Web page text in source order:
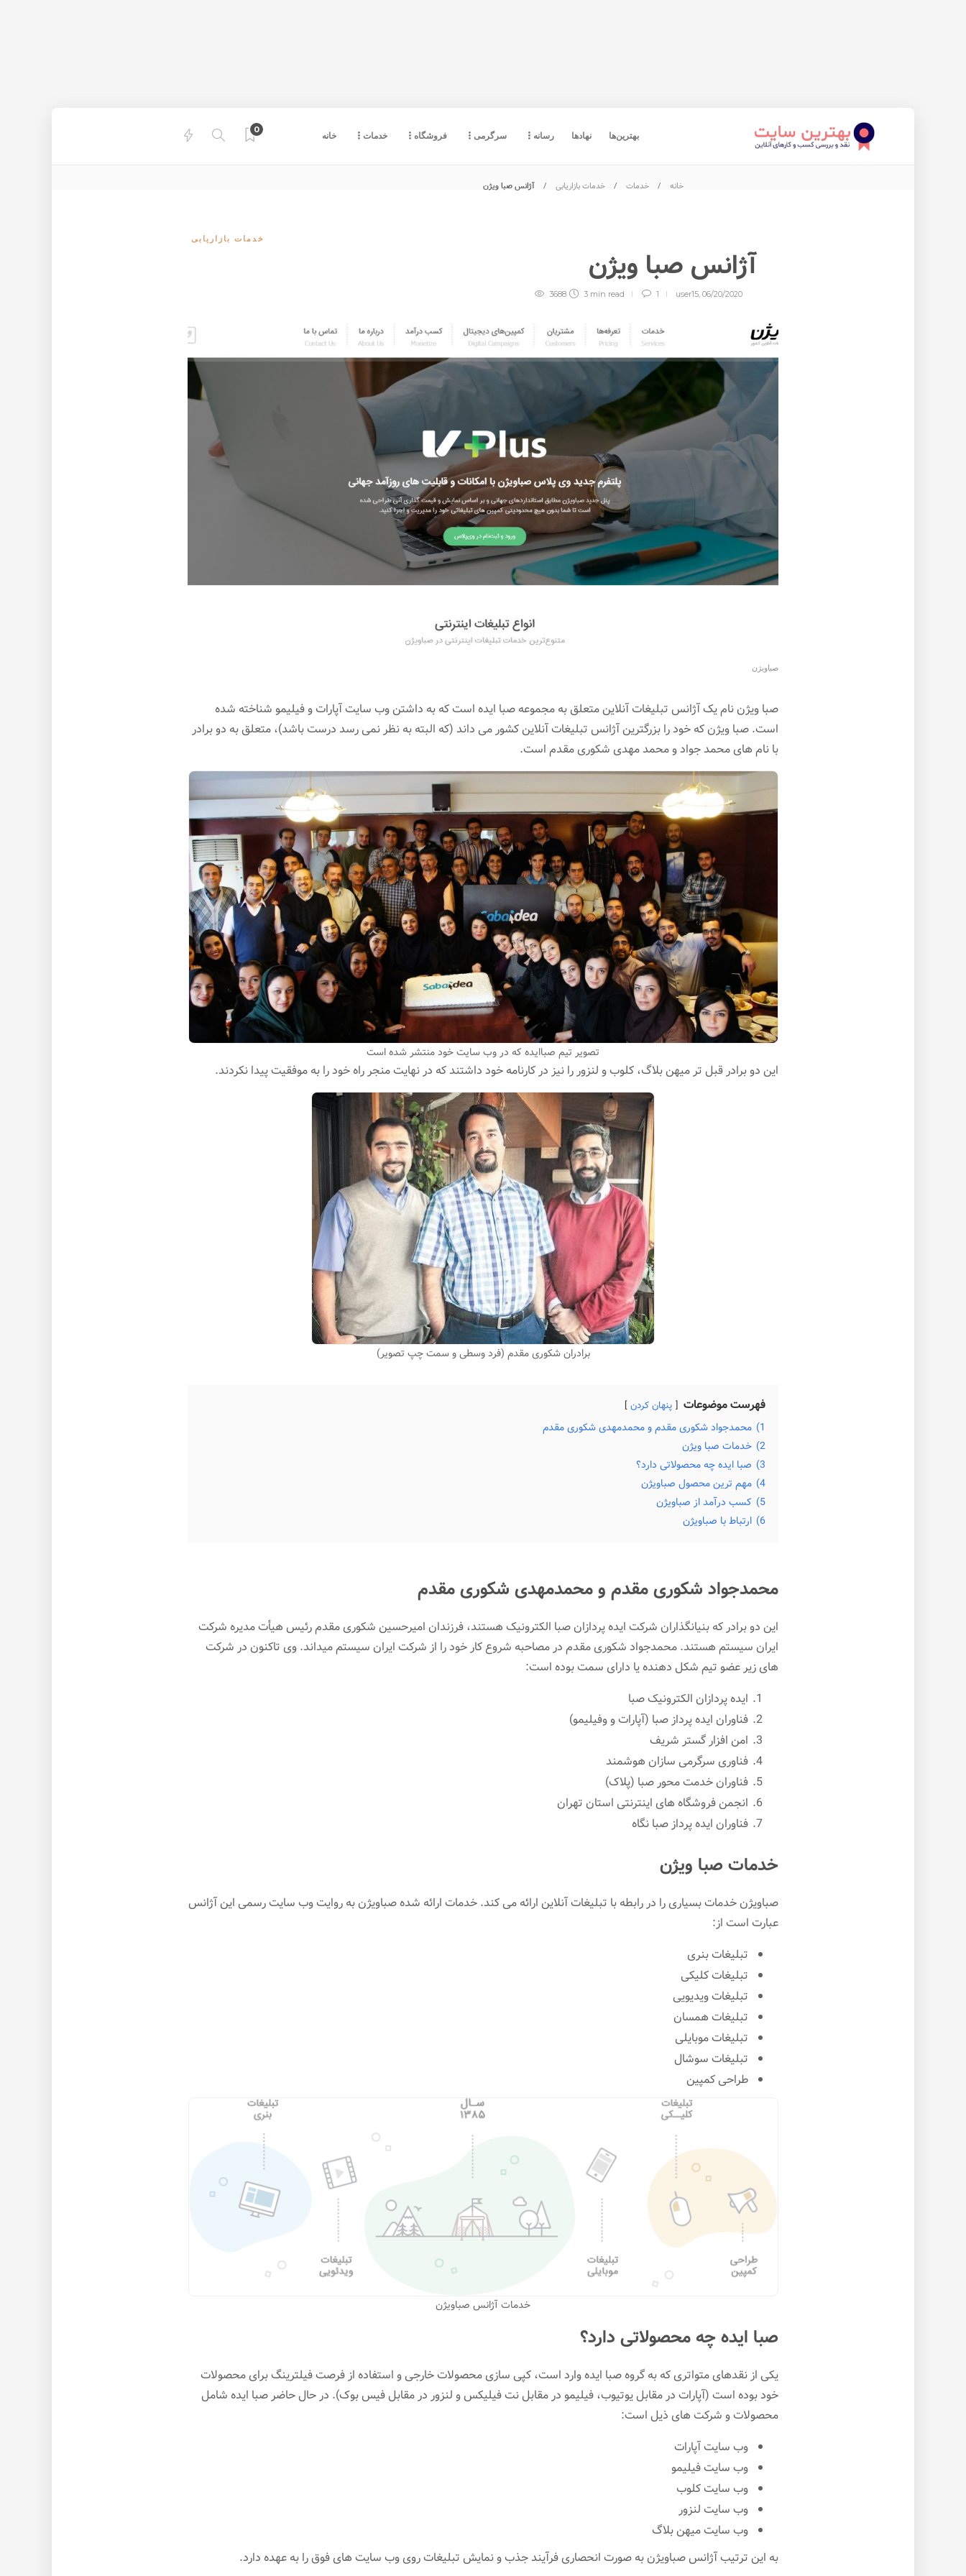
خانه خدمات فروشگاه سرگرمی رسانه نهادها بهترین‌ها
0
خانه خدمات خدمات بازاریابی آژانس صبا ویژن
خدمات بازاریابی
آژانس صبا ویژن
user15, 06/20/2020
1
3 min read
3688
صباویژن
صبا ویژن نام یک آژانس تبلیغات آنلاین متعلق به مجموعه صبا ایده است که به داشتن وب سایت آپارات و فیلیمو شناخته شده
است. صبا ویژن که خود را بزرگترین آژانس تبلیغات آنلاین کشور می داند (که البته به نظر نمی رسد درست باشد)، متعلق به دو برادر
با نام های محمد جواد و محمد مهدی شکوری مقدم است.
تصویر تیم صباایده که در وب سایت خود منتشر شده است
این دو برادر قبل تر میهن بلاگ، کلوب و لنزور را نیز در کارنامه خود داشتند که در نهایت منجر راه خود را به موفقیت پیدا نکردند.
برادران شکوری مقدم (فرد وسطی و سمت چپ تصویر)
فهرست موضوعات پنهان کردن
1) محمدجواد شکوری مقدم و محمدمهدی شکوری مقدم
2) خدمات صبا ویژن
3) صبا ایده چه محصولاتی دارد؟
4) مهم ترین محصول صباویژن
5) کسب درآمد از صباویژن
6) ارتباط با صباویژن
محمدجواد شکوری مقدم و محمدمهدی شکوری مقدم
این دو برادر که بنیانگذاران شرکت ایده پردازان صبا الکترونیک هستند، فرزندان امیرحسین شکوری مقدم رئیس هیأت مدیره شرکت
ایران سیستم هستند. محمدجواد شکوری مقدم در مصاحبه شروع کار خود را از شرکت ایران سیستم میداند. وی تاکنون در شرکت
های زیر عضو تیم شکل دهنده یا دارای سمت بوده است:
ایده پردازان الکترونیک صبا
فناوران ایده پرداز صبا (آپارات و وفیلیمو)
امن افزار گستر شریف
فناوری سرگرمی سازان هوشمند
فناوران خدمت محور صبا (پلاک)
انجمن فروشگاه های اینترنتی استان تهران
فناوران ایده پرداز صبا نگاه
خدمات صبا ویژن
صباویژن خدمات بسیاری را در رابطه با تبلیغات آنلاین ارائه می کند. خدمات ارائه شده صباویژن به روایت وب سایت رسمی این آژانس
عبارت است از:
تبلیغات بنری
تبلیغات کلیکی
تبلیغات ویدیویی
تبلیغات همسان
تبلیغات موبایلی
تبلیغات سوشال
طراحی کمپین
خدمات آژانس صباویژن
صبا ایده چه محصولاتی دارد؟
یکی از نقدهای متواتری که به گروه صبا ایده وارد است، کپی سازی محصولات خارجی و استفاده از فرصت فیلترینگ برای محصولات
خود بوده است (آپارات در مقابل یوتیوب، فیلیمو در مقابل نت فیلیکس و لنزور در مقابل فیس بوک). در حال حاضر صبا ایده شامل
محصولات و شرکت های ذیل است:
وب سایت آپارات
وب سایت فیلیمو
وب سایت کلوب
وب سایت لنزور
وب سایت میهن بلاگ
به این ترتیب آژانس صباویژن به صورت انحصاری فرآیند جذب و نمایش تبلیغات روی وب سایت های فوق را به عهده دارد.